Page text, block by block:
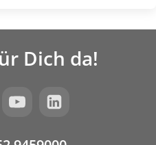
Dich da!